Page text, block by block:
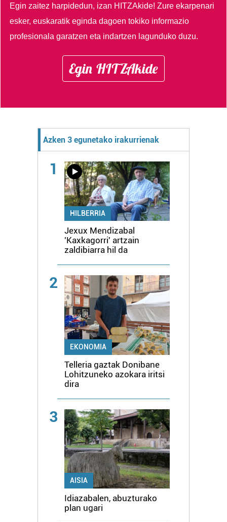
Egin zaitez harpidedun, izan HITZAkide!Zure ekarpenari
esker, euskaratik eginda dagoen tokiko informazio
profesionala garatzen eta indartzen lagunduko duzu.
Egin HITZAkide
Azken 3 egunetako irakurrienak
1
HILBERRIA
Jexux Mendizabal
'Kaxkagorri' artzain
zaldibiarra hil da
2
EKONOMIA
Telleria gaztak Donibane
Lohitzuneko azokara iritsi
dira
3
AISIA
Idiazabalen, abuzturako
plan ugari